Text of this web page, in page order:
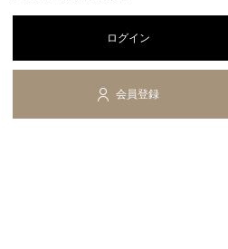
ログイン
会員登録